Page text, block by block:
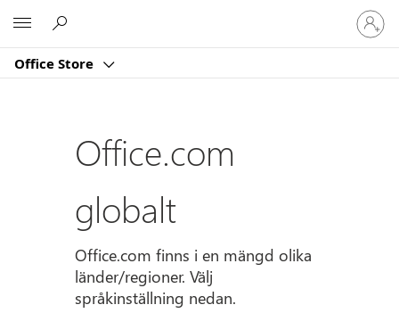
Office Store
Logga
in
på
konto
Office.com
globalt
Office.com finns i en mängd olika
länder/regioner. Välj
språkinställning nedan.